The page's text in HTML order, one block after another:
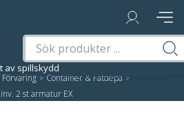
/ Container & Fatdepå /
2 st armatur EX